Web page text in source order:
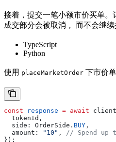
接着，提交一笔小额市价买单
成交部分会被取消， 而不会继续
TypeScript
Python
使用 placeMarketOrder 下市价单
const response = await client
  tokenId
,
  side:
OrderSide . BUY ,
  amount:
"10" , // Spend up
});